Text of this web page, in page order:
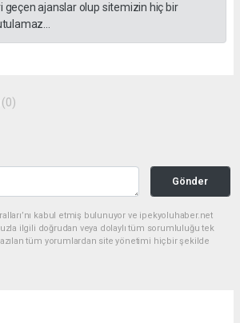
ajanslar olup sitemizin hiç bir
(0)
Gönder
kabul etmiş bulunuyor ve ipekyoluhaber.net
ilgili doğrudan veya dolaylı tüm sorumluluğu tek
tüm yorumlardan site yönetimi hiçbir şekilde